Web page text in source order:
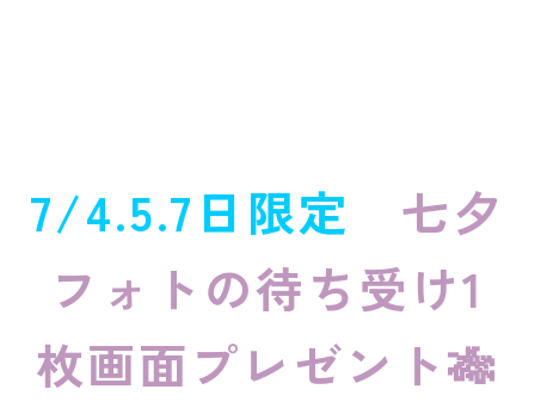
7/4.5.7日限定 七夕
フォトの待ち受け1
枚画面プレゼント🎋